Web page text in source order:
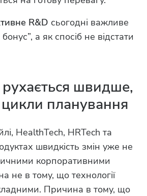
R&D сьогодні важливе
а як спосіб не відстати
швидше,
цикли планування
HealthTech, HRTech та
швидкість змін уже не
корпоративними
не в тому, що технології
Причина в тому, що